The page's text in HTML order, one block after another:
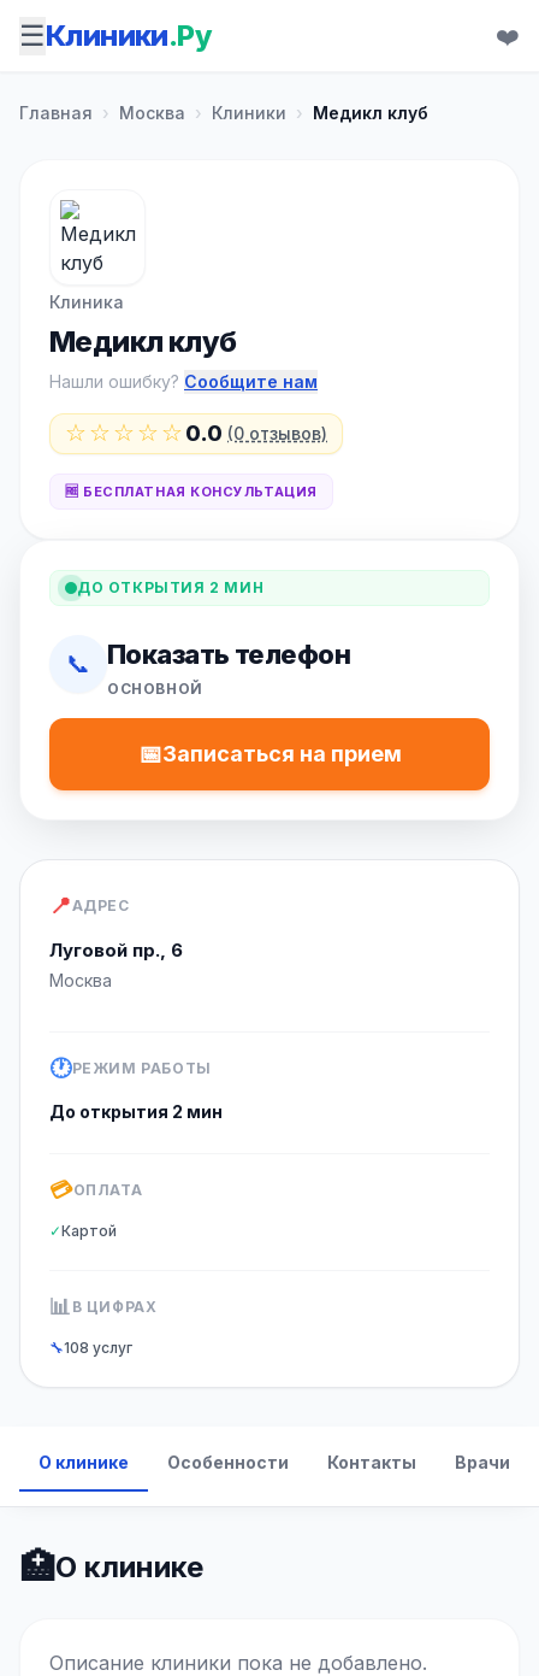
☰Клиники.Ру ❤️
Главная › Москва › Клиники › Медикл клуб
Клиника
Медикл клуб
Нашли ошибку? Сообщите нам
☆☆☆☆☆0.0 (0 отзывов)
🆓 БЕСПЛАТНАЯ КОНСУЛЬТАЦИЯ
ДО ОТКРЫТИЯ 2 МИН
📞 Показать телефон
ОСНОВНОЙ
📅Записаться на прием
📍АДРЕС
Луговой пр., 6
Москва
🕐РЕЖИМ РАБОТЫ
До открытия 2 мин
💳ОПЛАТА
✓Картой
📊 В ЦИФРАХ
🔧108 услуг
О клинике Особенности Контакты Врачи
🏥О клинике
Описание клиники пока не добавлено.